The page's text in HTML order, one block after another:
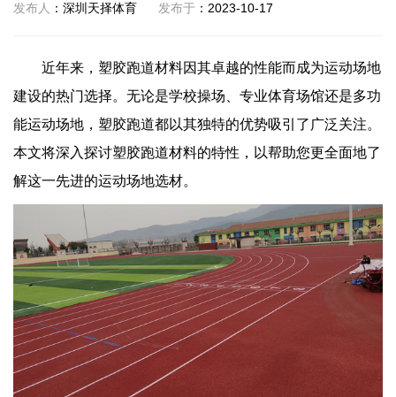
发布人 ：深圳天择体育 发布于 ：2023-10-17
近年来，塑胶跑道材料因其卓越的性能而成为运动场地
建设的热门选择。无论是学校操场、专业体育场馆还是多功
能运动场地，塑胶跑道都以其独特的优势吸引了广泛关注。
本文将深入探讨塑胶跑道材料的特性，以帮助您更全面地了
解这一先进的运动场地选材。